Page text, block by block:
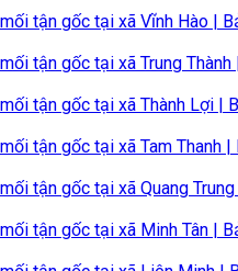
tận gốc tại xã Vĩnh Hào |
tận gốc tại xã Trung Thành
tận gốc tại xã Thành Lợi |
tận gốc tại xã Tam Thanh |
tận gốc tại xã Quang
tận gốc tại xã Minh Tân |